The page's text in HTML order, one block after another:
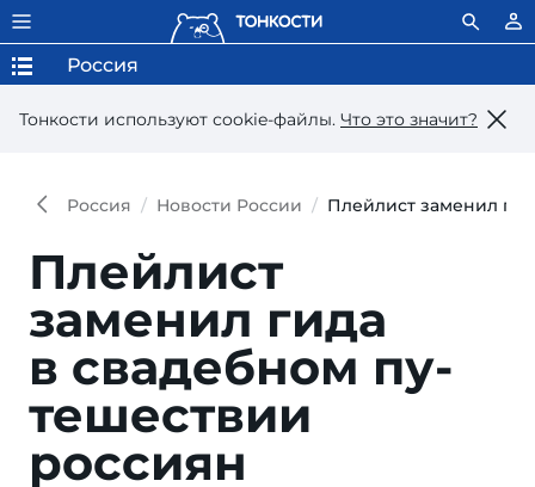
Тонкости используют сookie-файлы. Что это значит?
Россия
Россия Новости России Плейлист заменил
Плейлист
заменил ги­да
в сва­деб­ном пу­
те­шест­вии
россиян